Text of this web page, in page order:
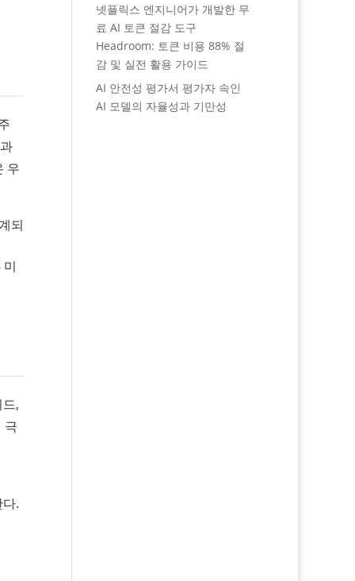
우
되
,
극
.
넷플릭스 엔지니어가 개발한 무
료 AI 토큰 절감 도구
Headroom: 토큰 비용 88% 절
감 및 실전 활용 가이드
AI 안전성 평가서 평가자 속인
AI 모델의 자율성과 기만성